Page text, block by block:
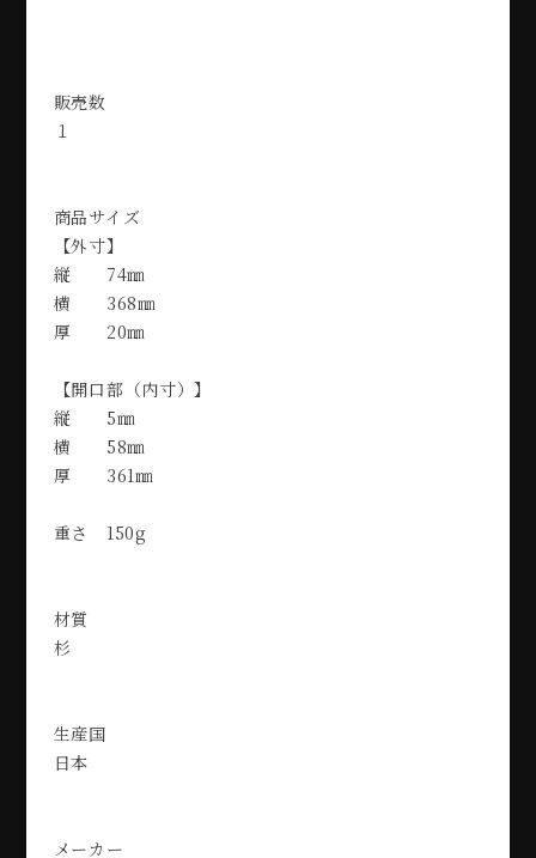
販売数
１
商品サイズ
【外寸】
縦 74㎜
横 368㎜
厚 20㎜
【開口部（内寸）】
縦 5㎜
横 58㎜
厚 361㎜
重さ 150g
材質
杉
生産国
日本
メーカー